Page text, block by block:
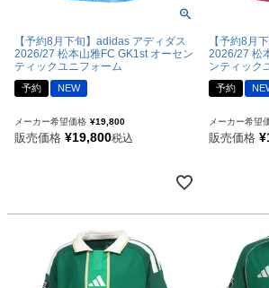
【予約8月下旬】adidas アディダス
2026/27 松本山雅FC GK1st オーセン
ティックユニフォーム
予約 NEW
メーカー希望価格 ¥19,800
販売価格 ¥19,800税込
【予約8月
2026/27 松
ンティック
予約
メーカー希望
販売価格 ¥